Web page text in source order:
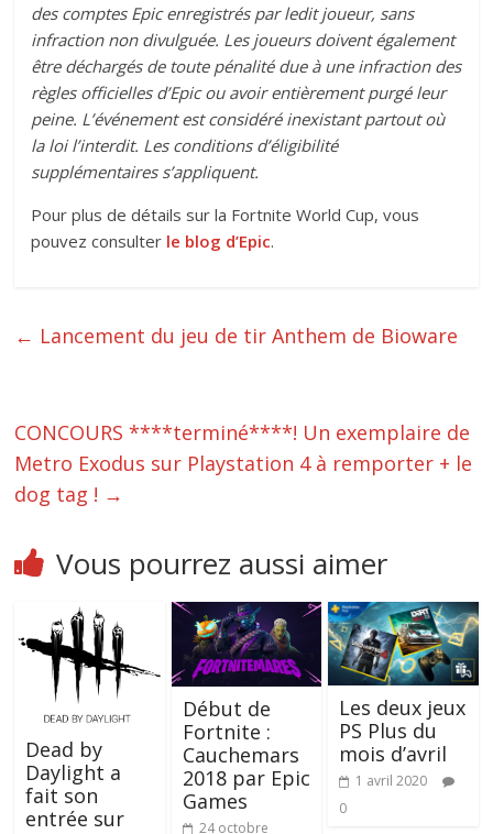
des comptes Epic enregistrés par ledit joueur, sans
infraction non divulguée. Les joueurs doivent également
être déchargés de toute pénalité due à une infraction des
règles officielles d’Epic ou avoir entièrement purgé leur
peine. L’événement est considéré inexistant partout où
la loi l’interdit. Les conditions d’éligibilité
supplémentaires s’appliquent.
Pour plus de détails sur la Fortnite World Cup, vous
pouvez consulter le blog d’Epic.
← Lancement du jeu de tir Anthem de Bioware
CONCOURS ****terminé****! Un exemplaire de
Metro Exodus sur Playstation 4 à remporter + le
dog tag ! →
Vous pourrez aussi aimer
Dead by
Daylight a
fait son
entrée sur
Début de
Fortnite :
Cauchemars
2018 par Epic
Games
24 octobre
Les deux jeux
PS Plus du
mois d’avril
1 avril 2020
0